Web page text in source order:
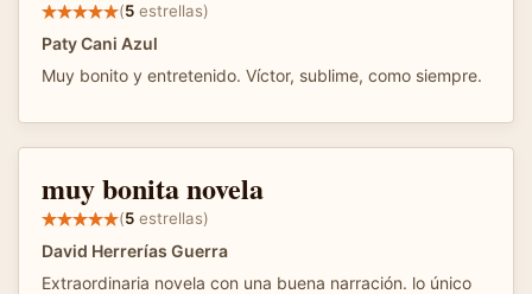
(5 estrellas)
Paty Cani Azul
Muy bonito y entretenido. Víctor, sublime, como siempre.
muy bonita novela
(5 estrellas)
David Herrerías Guerra
Extraordinaria novela con una buena narración. lo único